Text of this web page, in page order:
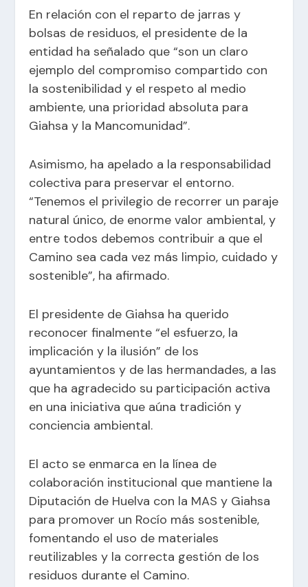
En relación con el reparto de jarras y
bolsas de residuos, el presidente de la
entidad ha señalado que “son un claro
ejemplo del compromiso compartido con
la sostenibilidad y el respeto al medio
ambiente, una prioridad absoluta para
Giahsa y la Mancomunidad”.
Asimismo, ha apelado a la responsabilidad
colectiva para preservar el entorno.
“Tenemos el privilegio de recorrer un paraje
natural único, de enorme valor ambiental, y
entre todos debemos contribuir a que el
Camino sea cada vez más limpio, cuidado y
sostenible”, ha afirmado.
El presidente de Giahsa ha querido
reconocer finalmente “el esfuerzo, la
implicación y la ilusión” de los
ayuntamientos y de las hermandades, a las
que ha agradecido su participación activa
en una iniciativa que aúna tradición y
conciencia ambiental.
El acto se enmarca en la línea de
colaboración institucional que mantiene la
Diputación de Huelva con la MAS y Giahsa
para promover un Rocío más sostenible,
fomentando el uso de materiales
reutilizables y la correcta gestión de los
residuos durante el Camino.